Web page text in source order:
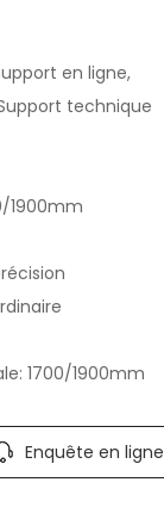
en ligne,
technique
1900mm
1700/1900mm
Enquête en ligne